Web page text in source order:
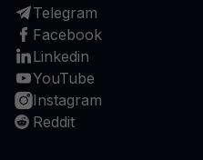
Telegram
Facebook
Linkedin
YouTube
Instagram
Reddit